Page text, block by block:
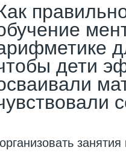
дети
занятия